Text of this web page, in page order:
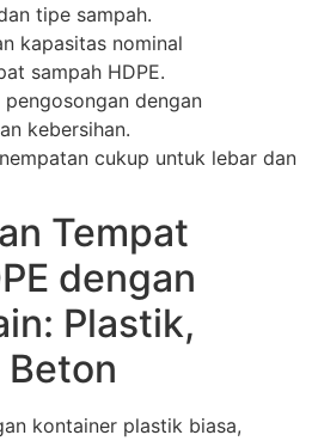
tipe sampah.
kapasitas nominal
sampah HDPE.
dengan
kebersihan.
cukup untuk lebar dan
Tempat
dengan
Plastik,
Beton
kontainer plastik biasa,